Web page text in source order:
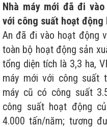
Nhà máy mới đã đi
với công suất hoạt động
An đã đi vào hoạt động
toàn bộ hoạt động sản
tổng diện tích là 3,3 ha,
máy mới với công suất
máy cũ có công suất
công suất hoạt động
4.000 tấn/năm; tương